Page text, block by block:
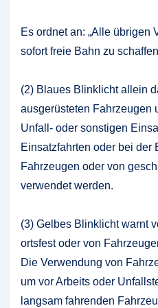
Es ordnet an: „Alle übrigen
sofort freie Bahn zu
(2) Blaues Blinklicht allein
ausgerüsteten Fahrzeugen
Unfall- oder sonstigen
Einsatzfahrten oder bei der
Fahrzeugen oder von
verwendet werden.
(3) Gelbes Blinklicht warnt
ortsfest oder von
Die Verwendung von
um vor Arbeits oder
langsam fahrenden